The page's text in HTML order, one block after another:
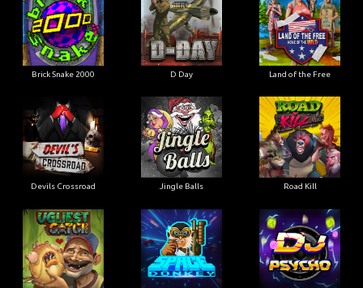
Brick Snake 2000 D Day Land of the Free
Devils Crossroad Jingle Balls Road Kill